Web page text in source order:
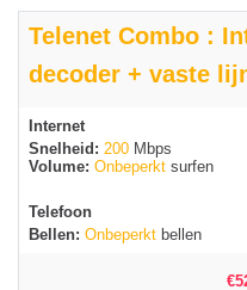
Telenet Combo :
decoder + vaste
Internet
Snelheid: 200 Mbps
Volume: Onbeperkt surfen
Telefoon
Bellen: Onbeperkt bellen
€